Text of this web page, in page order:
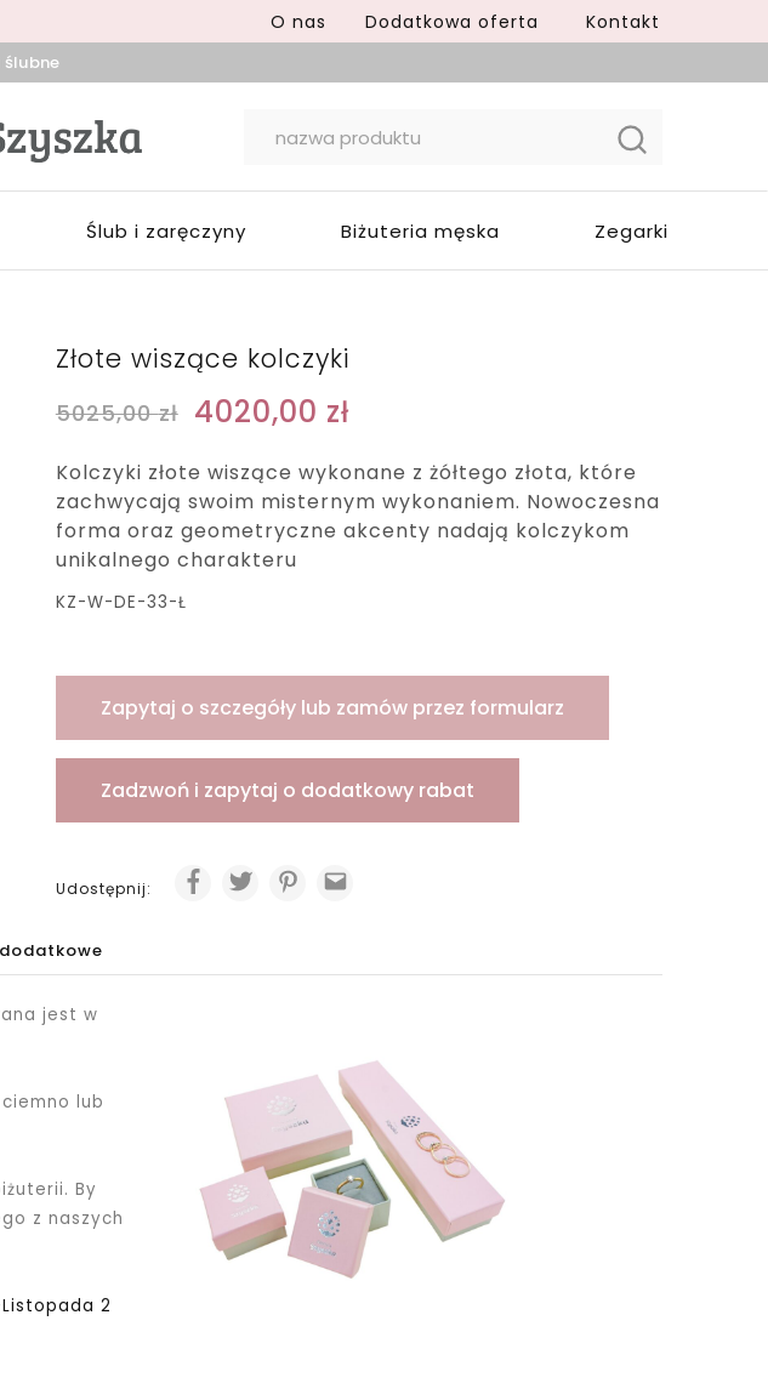
O nas Dodatkowa oferta Kontakt
ślubne
Ślub i zaręczyny Biżuteria męska Zegarki
Złote wiszące kolczyki
5025,00zł 4020,00 zł
Kolczyki złote wiszące wykonane z żółtego złota, które
zachwycają swoim misternym wykonaniem. Nowoczesna
forma oraz geometryczne akcenty nadają kolczykom
unikalnego charakteru
KZ-W-DE-33-Ł
Zapytaj o szczegóły lub zamów przez formularz
Zadzwoń i zapytaj o dodatkowy rabat
Udostępnij:
jest w
lub
By
z naszych
Listopada 2